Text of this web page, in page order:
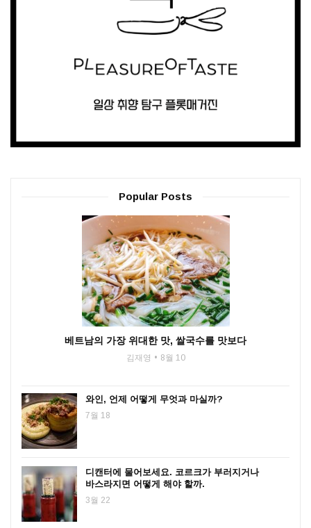
Popular Posts
베트남의 가장 위대한 맛, 쌀국수를 맛보다
김재영 8월 10
와인, 언제 어떻게 무엇과 마실까?
7월 18
디캔터에 물어보세요. 코르크가 부러지거나
바스라지면 어떻게 해야 할까.
3월 22